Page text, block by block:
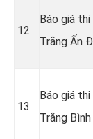
12
Báo giá
Trắng Ấn
13
Báo giá
Trắng